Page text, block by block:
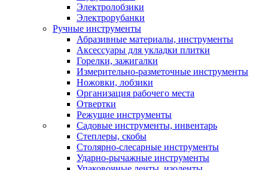
Электролобзики
Электрорубанки
Ручные инструменты
Абразивные материалы, инструменты
Аксессуары для укладки плитки
Горелки, зажигалки
Измерительно-разметочные инструменты
Ножовки, лобзики
Организация рабочего места
Отвертки
Режущие инструменты
Садовые инструменты, инвентарь
Степлеры, скобы
Столярно-слесарные инструменты
Ударно-рычажные инструменты